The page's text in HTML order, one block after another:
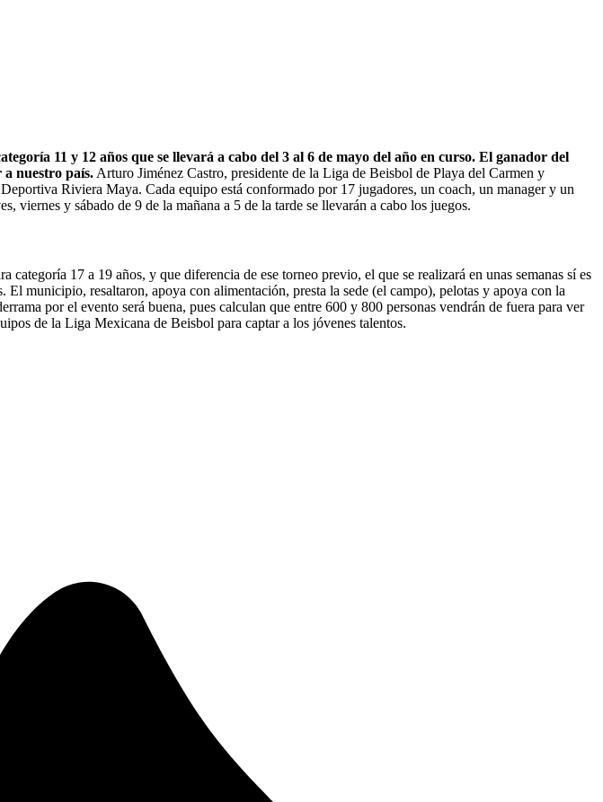
11 y 12 años que se llevará a cabo del 3 al 6 de mayo del año en curso. El ganador del
a nuestro país. Arturo Jiménez Castro, presidente de la Liga de Beisbol de Playa del Carmen y
Riviera Maya. Cada equipo está conformado por 17 jugadores, un coach, un manager y un
viernes y sábado de 9 de la mañana a 5 de la tarde se llevarán a cabo los juegos.
17 a 19 años, y que diferencia de ese torneo previo, el que se realizará en unas semanas sí es
municipio, resaltaron, apoya con alimentación, presta la sede (el campo), pelotas y apoya con la
por el evento será buena, pues calculan que entre 600 y 800 personas vendrán de fuera para ver
de la Liga Mexicana de Beisbol para captar a los jóvenes talentos.